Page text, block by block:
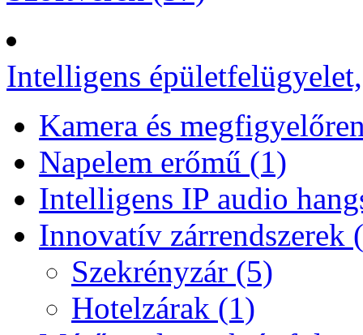
Intelligens
Kamera és
Napelem erőmű (1)
Intelligens IP audio
Innovatív zárrendszerek
Szekrényzár (5)
Hotelzárak (1)